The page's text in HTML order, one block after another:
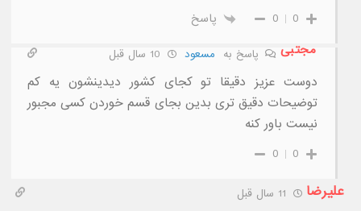
0
0 پاسخ
مجتبی پاسخ به مسعود
دوست عزیز دقیقا تو کجای کشور دیدینشون یه کم
توضیحات دقیق تری بدین بجای قسم خوردن کسی مجبور
نیست باور کنه
0
0
علیرضا